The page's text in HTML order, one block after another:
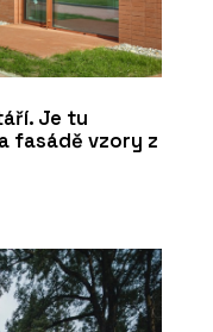
Je tu
fasádě vzory z